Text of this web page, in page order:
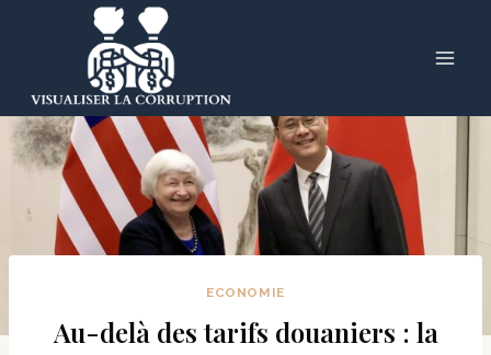
ECONOMIE
Au-delà des tarifs douaniers : la